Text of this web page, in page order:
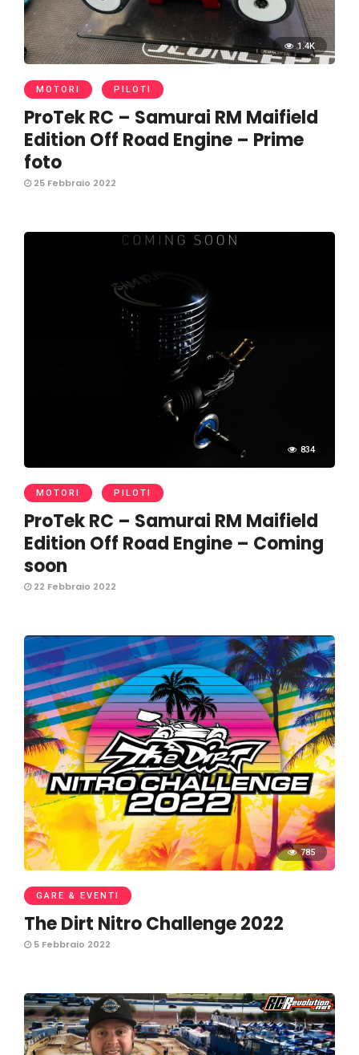
1.4K
MOTORI PILOTI
ProTek RC – Samurai RM Maifield
Edition Off Road Engine – Prime
foto
25 Febbraio 2022
834
MOTORI PILOTI
ProTek RC – Samurai RM Maifield
Edition Off Road Engine – Coming
soon
22 Febbraio 2022
785
GARE & EVENTI
The Dirt Nitro Challenge 2022
5 Febbraio 2022